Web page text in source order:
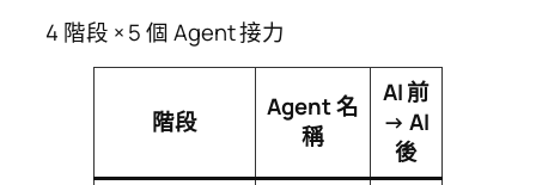
4 階段 × 5 個 Agent 接力
階段
Agent 名
稱
AI 前
→ AI
後